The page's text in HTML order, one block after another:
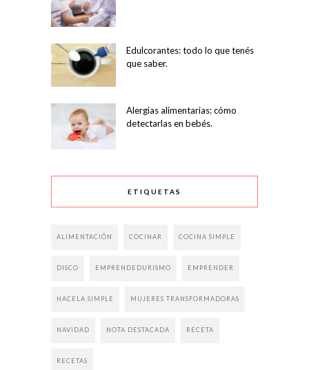
Edulcorantes: todo lo que tenés
que saber.
Alergias alimentarias: cómo
detectarlas en bebés.
ETIQUETAS
ALIMENTACIÓN COCINAR COCINA SIMPLE
DISCO EMPRENDEDURISMO EMPRENDER
HACELA SIMPLE MUJERES TRANSFORMADORAS
NAVIDAD NOTA DESTACADA RECETA
RECETAS